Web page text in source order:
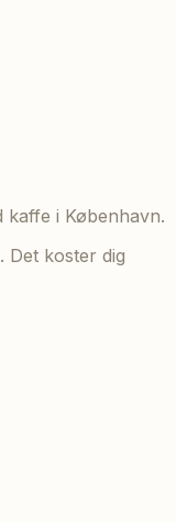
i København.
Det koster dig